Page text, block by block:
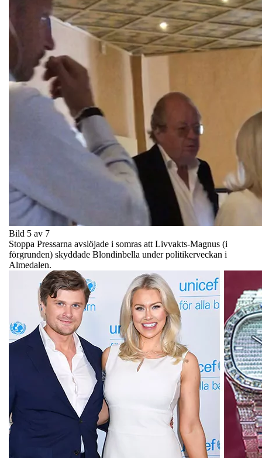
Bild 5 av 7
Stoppa Pressarna avslöjade i somras att Livvakts-Magnus (i
förgrunden) skyddade Blondinbella under politikerveckan i
Almedalen.